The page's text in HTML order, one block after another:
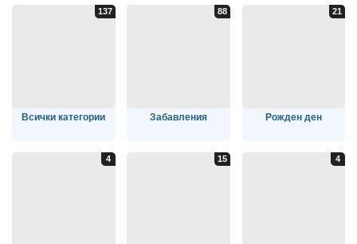
Всички категории Забавления Рожден ден